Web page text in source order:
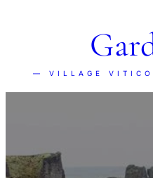
— VILLAGE